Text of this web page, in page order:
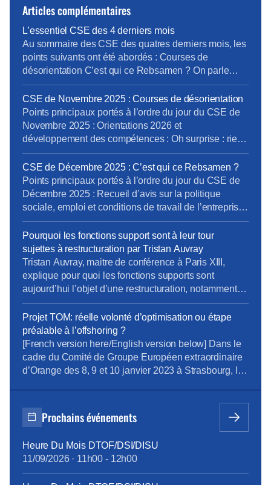
Articles complémentaires
L’essentiel CSE des 4 derniers mois
Au sommaire des CSE des quatres derniers mois, les
points suivants ont été abordés : Courses de
désorientation C’est qui ce Rebsamen ? On parle
Boutique Papripact et devinez quoi ? et Oui encore
des boutiques Pour lire et télécharger l’intégralité du
compte-rendu du CSE, cliquez ici Le prochain CSE
Ordinaire aura lieu les 25, 26 et […]
CSE de Novembre 2025 : Courses de désorientation
Points principaux portés à l’ordre du jour du CSE de
Novembre 2025 : Orientations 2026 et
développement des compétences : Oh surprise : rien
de nouveau …! Formation des salariés insuffisante,
Communication interne à améliorer, notamment
autour de l’outil « my skills » et de l’IA.
Accompagnement des salariés dans la
Transformation digitale à renforcer. Rapport sur
CSE de Décembre 2025 : C’est qui ce Rebsamen ?
Points principaux portés à l’ordre du jour du CSE de
Décembre 2025 : Recueil d’avis sur la politique
sociale, emploi et conditions de travail de l’entreprise
(bloc 3 Rebsamen) Information sur les priorités
d’actions définies par les unités du périmètre social
dans le cadre de l’enquête triennale conditions de
travail et stress 2024 suite à l’analyse […]
Pourquoi les fonctions support sont à leur tour
sujettes à restructuration par Tristan Auvray
Tristan Auvray, maitre de conférence à Paris XIII,
explique pour quoi les fonctions supports sont
aujourd’hui l’objet d’une restructuration, notamment
chez Orange.
Projet TOM: réelle volonté d’optimisation ou étape
préalable à l’offshoring ?
[French version here/English version below] Dans le
cadre du Comité de Groupe Européen extraordinaire
d’Orange des 8, 9 et 10 janvier 2023 à Strasbourg, la
Finance & Performance sur le périmètre européen,
présenté par Corentin Maigné, Directeur Comptable
Prochains événements
Heure Du Mois DTOF/DSI/DISU
11/09/2026· 11h00 - 12h00